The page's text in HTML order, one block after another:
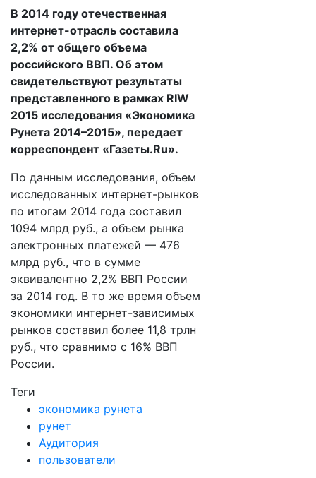
В 2014 году отечественная
интернет-отрасль составила
2,2% от общего объема
российского ВВП. Об этом
свидетельствуют результаты
представленного в рамках RIW
2015 исследования «Экономика
Рунета 2014–2015», передает
корреспондент «Газеты.Ru».
По данным исследования, объем
исследованных интернет-рынков
по итогам 2014 года составил
1094 млрд руб., а объем рынка
электронных платежей — 476
млрд руб., что в сумме
эквивалентно 2,2% ВВП России
за 2014 год. В то же время объем
экономики интернет-зависимых
рынков составил более 11,8 трлн
руб., что сравнимо с 16% ВВП
России.
Теги
экономика рунета
рунет
Аудитория
пользователи